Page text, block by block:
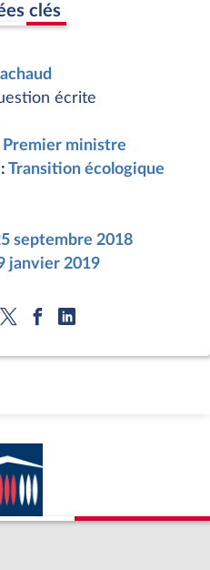
clés
écrite
Premier ministre
Transition écologique
septembre 2018
janvier 2019